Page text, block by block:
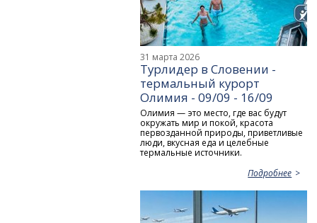
31 марта 2026
Турлидер в Словении -
термальный курорт
Олимия - 09/09 - 16/09
Олимия — это место, где вас будут
окружать мир и покой, красота
первозданной природы, приветливые
люди, вкусная еда и целебные
термальные источники.
Подробнее